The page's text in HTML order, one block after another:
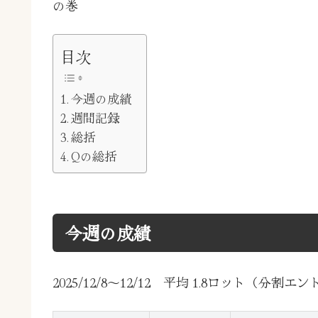
の巻
目次
今週の成績
週間記録
総括
Qの総括
今週の成績
2025/12/8～12/12 平均 1.8ロット（分割エン